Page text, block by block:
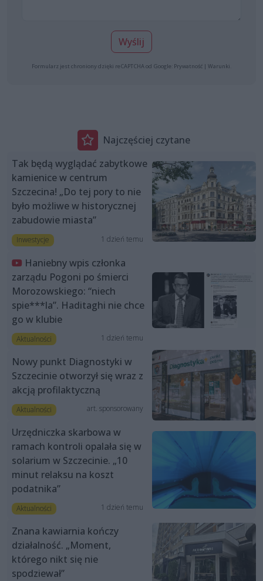
Wyślij
Formularz jest chroniony dzięki reCAPTCHA od Google: Prywatność | Warunki
Najczęściej czytane
Tak będą wyglądać zabytkowe
kamienice w centrum
Szczecina! „Do tej pory to nie
było możliwe w historycznej
zabudowie miasta”
Inwestycje 1 dzień temu
Haniebny wpis członka
zarządu Pogoni po śmierci
Morozowskiego: “niech
spie***la”. Haditaghi nie chce
go w klubie
Aktualności 1 dzień temu
Nowy punkt Diagnostyki w
Szczecinie otworzył się wraz z
akcją profilaktyczną
Aktualności art. sponsorowany
Urzędniczka skarbowa w
ramach kontroli opalała się w
solarium w Szczecinie. „10
minut relaksu na koszt
podatnika”
Aktualności 1 dzień temu
Znana kawiarnia kończy
działalność. „Moment,
którego nikt się nie
spodziewał”